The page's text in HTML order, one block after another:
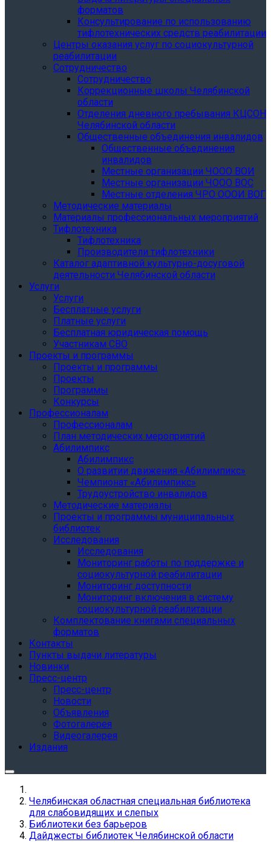
форматов
Консультирование по использованию
тифлотехнических средств реабилитации
Центры оказания услуг по социокультурной
реабилитации
Сотрудничество
Сотрудничество
Коррекционные школы Челябинской
области
Отделения дневного пребывания КЦСОН
Челябинской области
Общественные объединения инвалидов
Общественные объединения
инвалидов
Местные организации ЧООО ВОИ
Местные организации ЧООО ВОС
Местные отделения ЧРО ОООИ ВОГ
Методические материалы
Материалы профессиональных мероприятий
Тифлотехника
Тифлотехника
Производители тифлотехники
Каталог адаптивной культурно-досуговой
деятельности Челябинской области
Услуги
Услуги
Бесплатные услуги
Платные услуги
Бесплатная юридическая помощь
Участникам СВО
Проекты и программы
Проекты и программы
Проекты
Программы
Конкурсы
Профессионалам
Профессионалам
План методических мероприятий
Абилимпикс
Абилимпикс
О развитии движения «Абилимпикс»
Чемпионат «Абилимпикс»
Трудоустройство инвалидов
Методические материалы
Проекты и программы муниципальных
библиотек
Исследования
Исследования
Мониторинг работы по поддержке и
социокультурной реабилитации
Мониторинг доступности
Мониторинг включения в систему
социокультурной реабилитации
Комплектование книгами специальных
форматов
Контакты
Пункты выдачи литературы
Новинки
Пресс-центр
Пресс-центр
Новости
Объявления
Фотогалерея
Видеогалерея
Издания
Челябинская областная специальная библиотека
для слабовидящих и слепых
Библиотеки без барьеров
Дайджесты библиотек Челябинской области